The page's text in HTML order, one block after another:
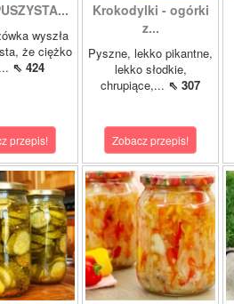
wyszła
że ciężko
⇖ 424
przepis!
Krokodylki - ogórki
z...
Pyszne, lekko pikantne,
lekko słodkie,
chrupiące,... ⇖ 307
Zobacz przepis!